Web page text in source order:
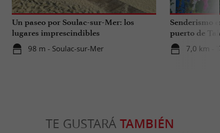
Un paseo por Soulac-sur-Mer: los
lugares imprescindibles
98 m - Soulac-sur-Mer
Senderismo
puerto de
artesanos y
7,0 km -
TE GUSTARÁ TAMBIÉN